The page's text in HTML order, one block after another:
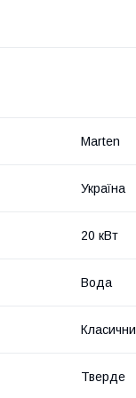
Marten
Україна
20 кВт
Вода
Тверде